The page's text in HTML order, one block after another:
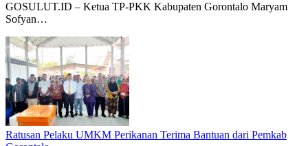
GOSULUT.ID – Ketua TP-PKK Kabupaten Gorontalo Maryam
Sofyan…
Ratusan Pelaku UMKM Perikanan Terima Bantuan dari Pemkab